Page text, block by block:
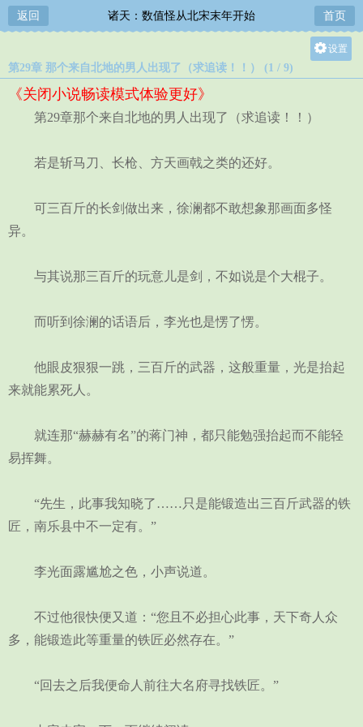
返回 诸天：数值怪从北宋末年开始 首页
设置
第29章 那个来自北地的男人出现了（求追读！！） (1 / 9)
《关闭小说畅读模式体验更好》
第29章那个来自北地的男人出现了（求追读！！）
若是斩马刀、长枪、方天画戟之类的还好。
可三百斤的长剑做出来，徐澜都不敢想象那画面多怪
异。
与其说那三百斤的玩意儿是剑，不如说是个大棍子。
而听到徐澜的话语后，李光也是愣了愣。
他眼皮狠狠一跳，三百斤的武器，这般重量，光是抬起
来就能累死人。
就连那“赫赫有名”的蒋门神，都只能勉强抬起而不能轻
易挥舞。
“先生，此事我知晓了……只是能锻造出三百斤武器的铁
匠，南乐县中不一定有。”
李光面露尴尬之色，小声说道。
不过他很快便又道：“您且不必担心此事，天下奇人众
多，能锻造此等重量的铁匠必然存在。”
“回去之后我便命人前往大名府寻找铁匠。”